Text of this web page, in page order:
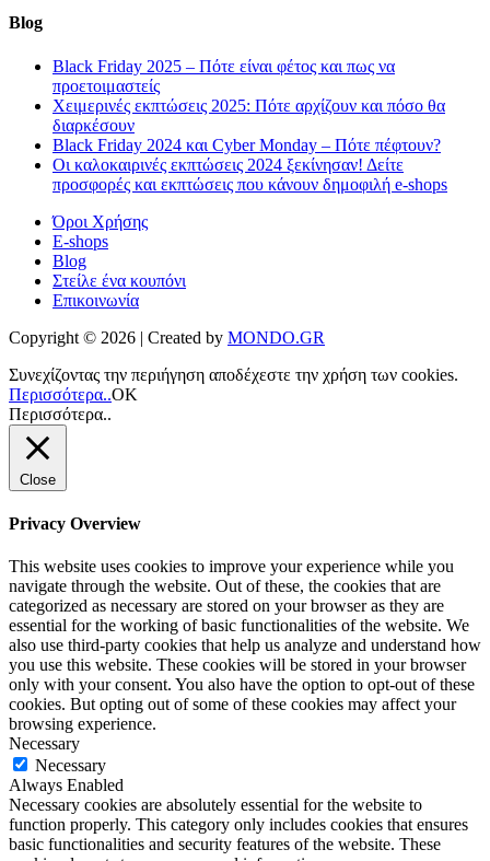
Blog
Black Friday 2025 – Πότε είναι φέτος και πως να
προετοιμαστείς
Χειμερινές εκπτώσεις 2025: Πότε αρχίζουν και πόσο θα
διαρκέσουν
Black Friday 2024 και Cyber Monday – Πότε πέφτουν?
Οι καλοκαιρινές εκπτώσεις 2024 ξεκίνησαν! Δείτε
προσφορές και εκπτώσεις που κάνουν δημοφιλή e-shops
Όροι Χρήσης
E-shops
Blog
Στείλε ένα κουπόνι
Επικοινωνία
Copyright © 2026 | Created by MONDO.GR
Συνεχίζοντας την περιήγηση αποδέχεστε την χρήση των cookies.
Περισσότερα..ΟΚ
Περισσότερα..
Close
Privacy Overview
This website uses cookies to improve your experience while you
navigate through the website. Out of these, the cookies that are
categorized as necessary are stored on your browser as they are
essential for the working of basic functionalities of the website. We
also use third-party cookies that help us analyze and understand how
you use this website. These cookies will be stored in your browser
only with your consent. You also have the option to opt-out of these
cookies. But opting out of some of these cookies may affect your
browsing experience.
Necessary
Necessary
Always Enabled
Necessary cookies are absolutely essential for the website to
function properly. This category only includes cookies that ensures
basic functionalities and security features of the website. These